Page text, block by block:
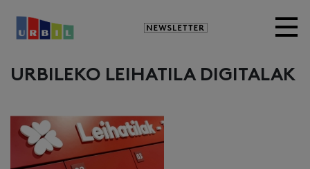
Newsletter
URBILEKO LEIHATILA DIGITALAK